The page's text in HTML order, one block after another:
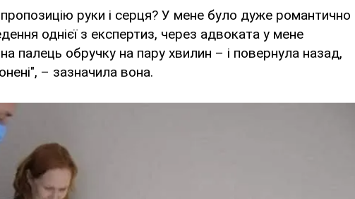
руки і серця? У мене було дуже романтично
однієї з експертиз, через адвоката у мене
палець обручку на пару хвилин – і повернула назад,
– зазначила вона.